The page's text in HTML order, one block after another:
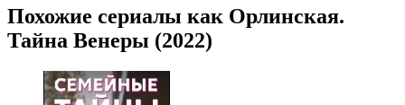
Похожие сериалы как Орлинская.
Тайна Венеры (2022)